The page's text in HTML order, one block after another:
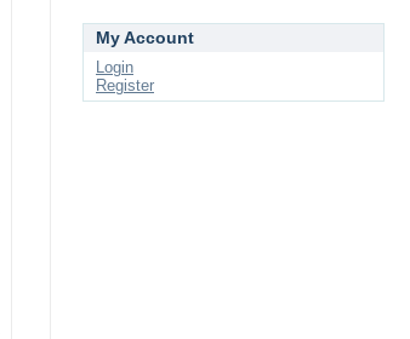
My Account
Login
Register